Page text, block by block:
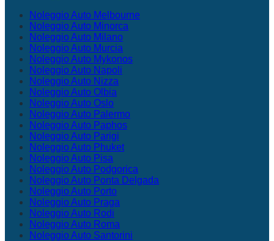
Noleggio Auto Melbourne
Noleggio Auto Minorca
Noleggio Auto Milano
Noleggio Auto Murcia
Noleggio Auto Mykonos
Noleggio Auto Napoli
Noleggio Auto Nizza
Noleggio Auto Olbia
Noleggio Auto Oslo
Noleggio Auto Palermo
Noleggio Auto Paphos
Noleggio Auto Parigi
Noleggio Auto Phuket
Noleggio Auto Pisa
Noleggio Auto Podgorica
Noleggio Auto Ponta Delgada
Noleggio Auto Porto
Noleggio Auto Praga
Noleggio Auto Rodi
Noleggio Auto Roma
Noleggio Auto Santorini